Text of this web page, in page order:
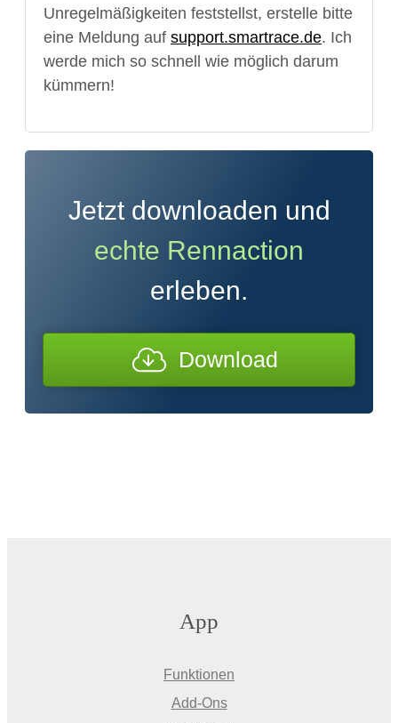
Unregelmäßigkeiten feststellst, erstelle bitte
eine Meldung auf support.smartrace.de. Ich
werde mich so schnell wie möglich darum
kümmern!
Jetzt downloaden und
echte Rennaction
erleben.
Download
App
Funktionen
Add-Ons